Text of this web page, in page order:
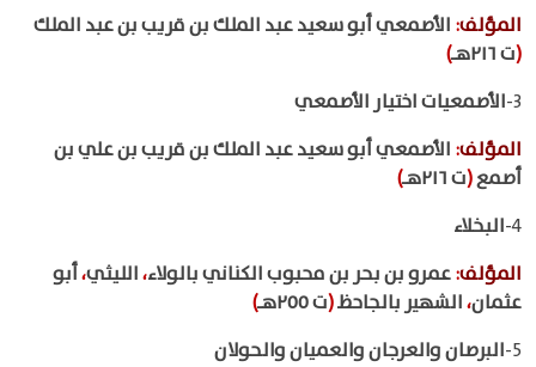
المؤلف: الأصمعي أبو سعيد عبد الملك بن قريب بن عبد الملك
(ت ٢١٦هـ
)
3- الأصمعيات اختيار الأصمعي
المؤلف: الأصمعي أبو سعيد عبد الملك بن قريب بن علي بن
أصمع(ت ٢١٦هـ
)
4- البخلاء
المؤلف:عمرو بن بحر بن محبوب الكناني بالولاء،الليثي،أبو
عثمان،الشهير بالجاحظ(ت ٢٥٥هـ
)
5- البرصان والعرجان والعميان والحولان